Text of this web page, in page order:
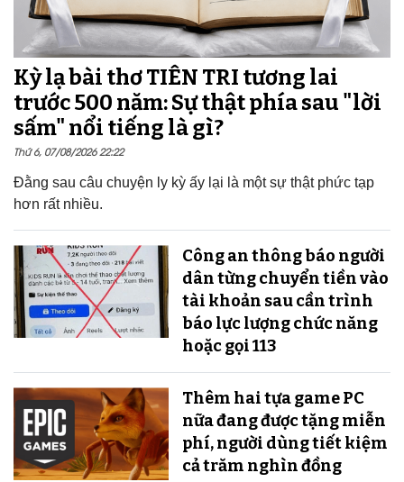
Kỳ lạ bài thơ TIÊN TRI tương lai
trước 500 năm: Sự thật phía sau "lời
sấm" nổi tiếng là gì?
Thứ 6, 07/08/2026 22:22
Đằng sau câu chuyện ly kỳ ấy lại là một sự thật phức tạp
hơn rất nhiều.
Công an thông báo người
dân từng chuyển tiền vào
tài khoản sau cần trình
báo lực lượng chức năng
hoặc gọi 113
Thêm hai tựa game PC
nữa đang được tặng miễn
phí, người dùng tiết kiệm
cả trăm nghìn đồng